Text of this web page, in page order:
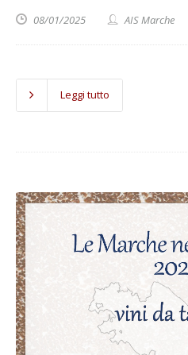
08/01/2025 AIS Marche
Leggi tutto